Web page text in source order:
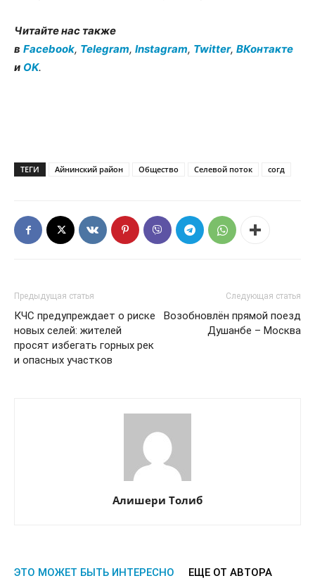
Читайте нас также
в Facebook, Telegram, Instagram, Twitter, ВКонтакте
и OK.
ТЕГИ Айнинский район Общество Селевой поток согд
Предыдущая статья
КЧС предупреждает о риске
новых селей: жителей
просят избегать горных рек
и опасных участков
Следующая статья
Возобновлён прямой поезд
Душанбе – Москва
Алишери Толиб
ЭТО МОЖЕТ БЫТЬ ИНТЕРЕСНО ЕЩЕ ОТ АВТОРА